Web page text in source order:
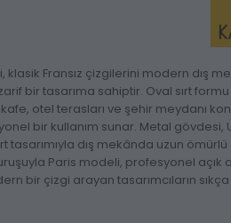
klasik Fransız çizgilerini modern dış
zarif bir tasarıma sahiptir. Oval sırt
otel terasları ve şehir meydanı
bir kullanım sunar. Metal gövdesi,
tasarımıyla dış mekânda uzun ömürlü
Paris modeli, profesyonel açık
bir çizgi arayan tasarımcıların